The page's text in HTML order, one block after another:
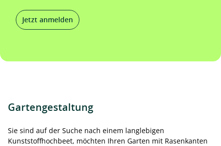
Jetzt anmelden
Gartengestaltung
Sie sind auf der Suche nach einem langlebigen
Kunststoffhochbeet, möchten Ihren Garten mit Rasenkanten